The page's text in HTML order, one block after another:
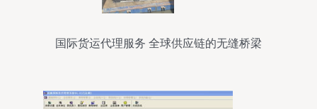
国际货运代理服务 全球供应链的无缝桥梁